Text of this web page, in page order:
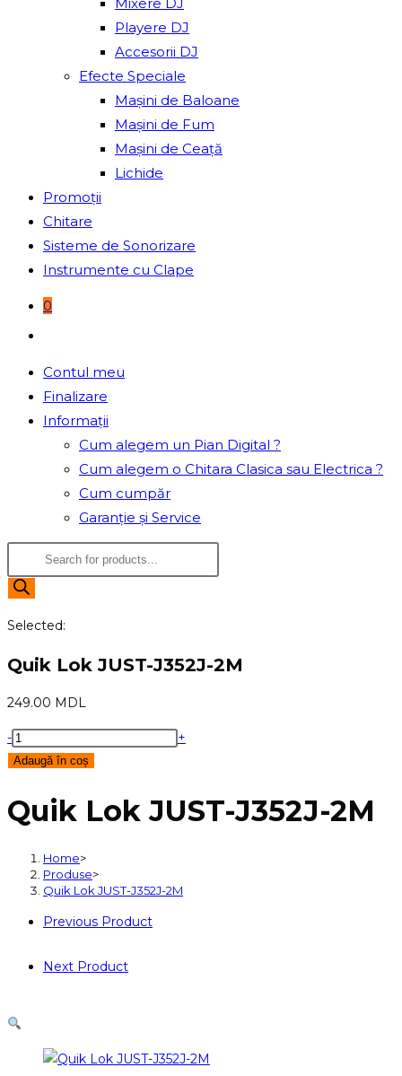
Playere DJ
Accesorii DJ
Efecte Speciale
Mașini de Baloane
Mașini de Fum
Mașini de Ceață
Lichide
Promoții
Chitare
Sisteme de Sonorizare
Instrumente cu Clape
0
search
Contul meu
Finalizare
Informații
Cum alegem un Pian Digital ?
Cum alegem o Chitara Clasica sau Electrica ?
Cum cumpăr
Garanție și Service
Products
search
Selected:
Quik Lok JUST-J352J-2M
249.00 MDL
Cantitate
Quik
JUST-
J352J-
- +
Adaugă în coș
Quik Lok JUST-J352J-2M
Home>
Produse>
Quik Lok JUST-J352J-2M
Previous Product
Next Product